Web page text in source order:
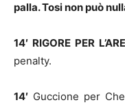
palla. Tosi non può
14′ RIGORE PER
penalty.
14′ Guccione per